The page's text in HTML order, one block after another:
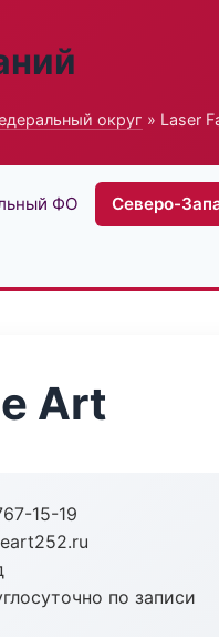
округ » Laser
ФО Северо-
Art
15-19
по записи